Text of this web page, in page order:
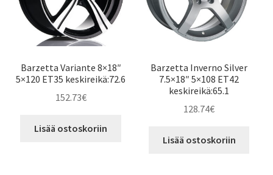
Barzetta Variante 8×18″
5×120 ET35 keskireikä:72.6
152.73€
Lisää ostoskoriin
Barzetta Inverno Silver
7.5×18″ 5×108 ET42
keskireikä:65.1
128.74€
Lisää ostoskoriin